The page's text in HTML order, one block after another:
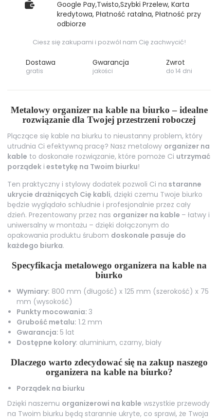
Google Pay,Twisto,Szybki Przelew, Karta
kredytowa, Płatność ratalna, Płatność przy
odbiorze
Ciesz się zakupami i pozwól nam Cię zachwycić!
Dostawa
gratis
Gwarancja
jakości
Zwrot
do 14 dni
Metalowy organizer na kable na biurko – idealne
rozwiązanie dla Twojej przestrzeni roboczej
Plączące się kable na biurku to nieustanny problem, który
utrudnia Ci efektywną pracę? Nasz metalowy organizer na
kable to doskonałe rozwiązanie, które pomoże Ci utrzymać
porządek i estetykę na Twoim biurku!
Ten praktyczny i stylowy dodatek pozwoli Ci na staranne
ukrycie drażniących Cię kabli, dzięki czemu Twoje biurko
będzie wyglądało schludnie i profesjonalnie przez cały
dzień. Prezentowany przez nas organizer na kable – łatwy i
uniwersalny w montażu – dzięki dołączonym do
opakowania produktu śrubom doskonale pasuje do
każdego biurka.
Specyfikacja metalowego organizera na kable na
biurko
Wymiary: 800 mm (długość) x 125 mm (szerokość) x 75
mm (wysokość)
Punkty mocowania: 3
Grubość metalu: 1.2 mm
Gwarancja: 5 lat
Dostępne kolory: aluminium, czarny, biały
Dlaczego warto zdecydować się na zakup naszego
organizera na kable na biurko?
Porządek na biurku
Dzięki naszemu organizerowi na kable wszystkie przewody
na Twoim biurku będą starannie ukryte, co sprawi, że Twoja